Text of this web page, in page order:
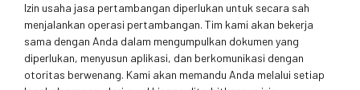
Izin usaha jasa pertambangan diperlukan untuk secara sah
menjalankan operasi pertambangan. Tim kami akan bekerja
sama dengan Anda dalam mengumpulkan dokumen yang
diperlukan, menyusun aplikasi, dan berkomunikasi dengan
otoritas berwenang. Kami akan memandu Anda melalui setiap